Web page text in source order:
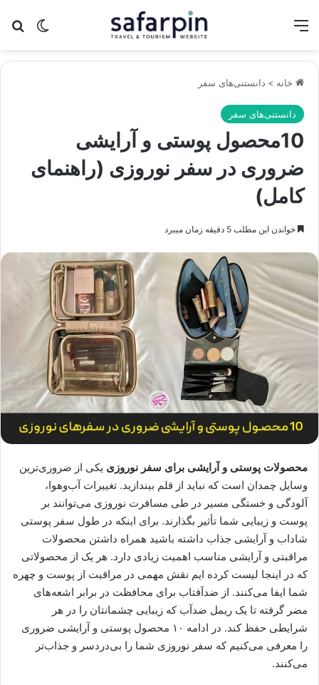
تغییر منو
خانه > دانستنی‌های سفر
دانستنی‌های سفر
10محصول پوستی و آرایشی
ضروری در سفر نوروزی (راهنمای
کامل)
خواندن این مطلب 5 دقیقه زمان میبرد
محصولات پوستی و آرایشی برای سفر نوروزی یکی از ضروری‌ترین
وسایل چمدان است که نباید از قلم بیندازید. تغییرات آب‌وهوا،
آلودگی و خستگی مسیر در طی مسافرت نوروزی می‌توانند بر
پوست و زیبایی شما تأثیر بگذارند. برای اینکه در طول سفر پوستی
شاداب و آرایشی جذاب داشته باشید همراه داشتن محصولات
مراقبتی و آرایشی مناسب اهمیت زیادی دارد. هر یک از محصولاتی
که در اینجا لیست کرده ایم نقش مهمی در مراقبت از پوست و چهره
شما ایفا می‌کنند. از ضدآفتاب برای محافظت در برابر اشعه‌های
مضر گرفته تا یک ریمل ضدآب که زیبایی چشمانتان را در هر
شرایطی حفظ کند. در ادامه ۱۰ محصول پوستی و آرایشی ضروری
را معرفی می‌کنیم که سفر نوروزی شما را بی‌دردسر و جذاب‌تر
می‌کنند.